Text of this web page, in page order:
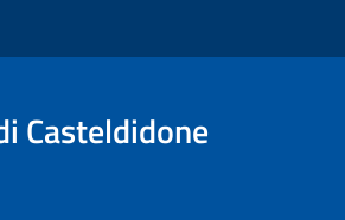
Casteldidone